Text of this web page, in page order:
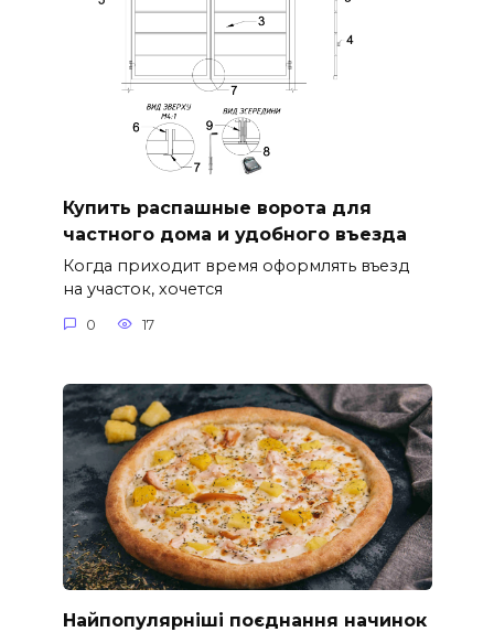
Купить распашные ворота для
частного дома и удобного въезда
Когда приходит время оформлять въезд
на участок, хочется
0 17
Найпопулярніші поєднання начинок